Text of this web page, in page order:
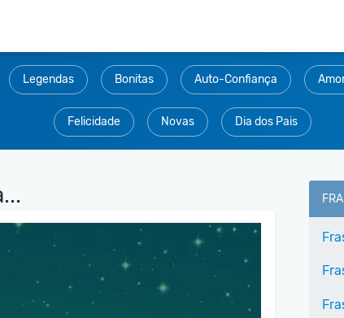
Legendas Bonitas Auto-Confiança
Felicidade Novas Dia dos Pais